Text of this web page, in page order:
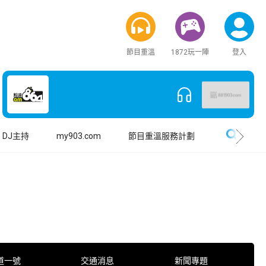
節目重溫 1872玩一陣 登入
DJ主持 my903.com 節目重溫服務計劃
一號 交通消息 新聞專題